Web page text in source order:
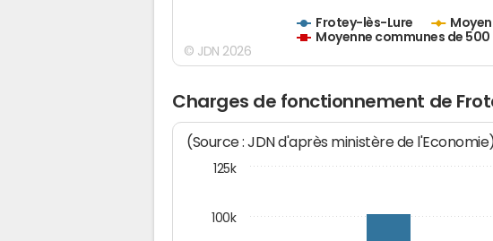
Frotey-lès-Lure
Moyenne communes de
© JDN 2026
Charges de fonctionnement de
(Source : JDN d'après ministère de
100k
125k